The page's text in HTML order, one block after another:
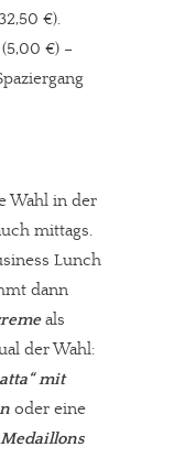
€).
€) –
Wahl in der
mittags.
Lunch
dann
als
der Wahl:
mit
oder eine